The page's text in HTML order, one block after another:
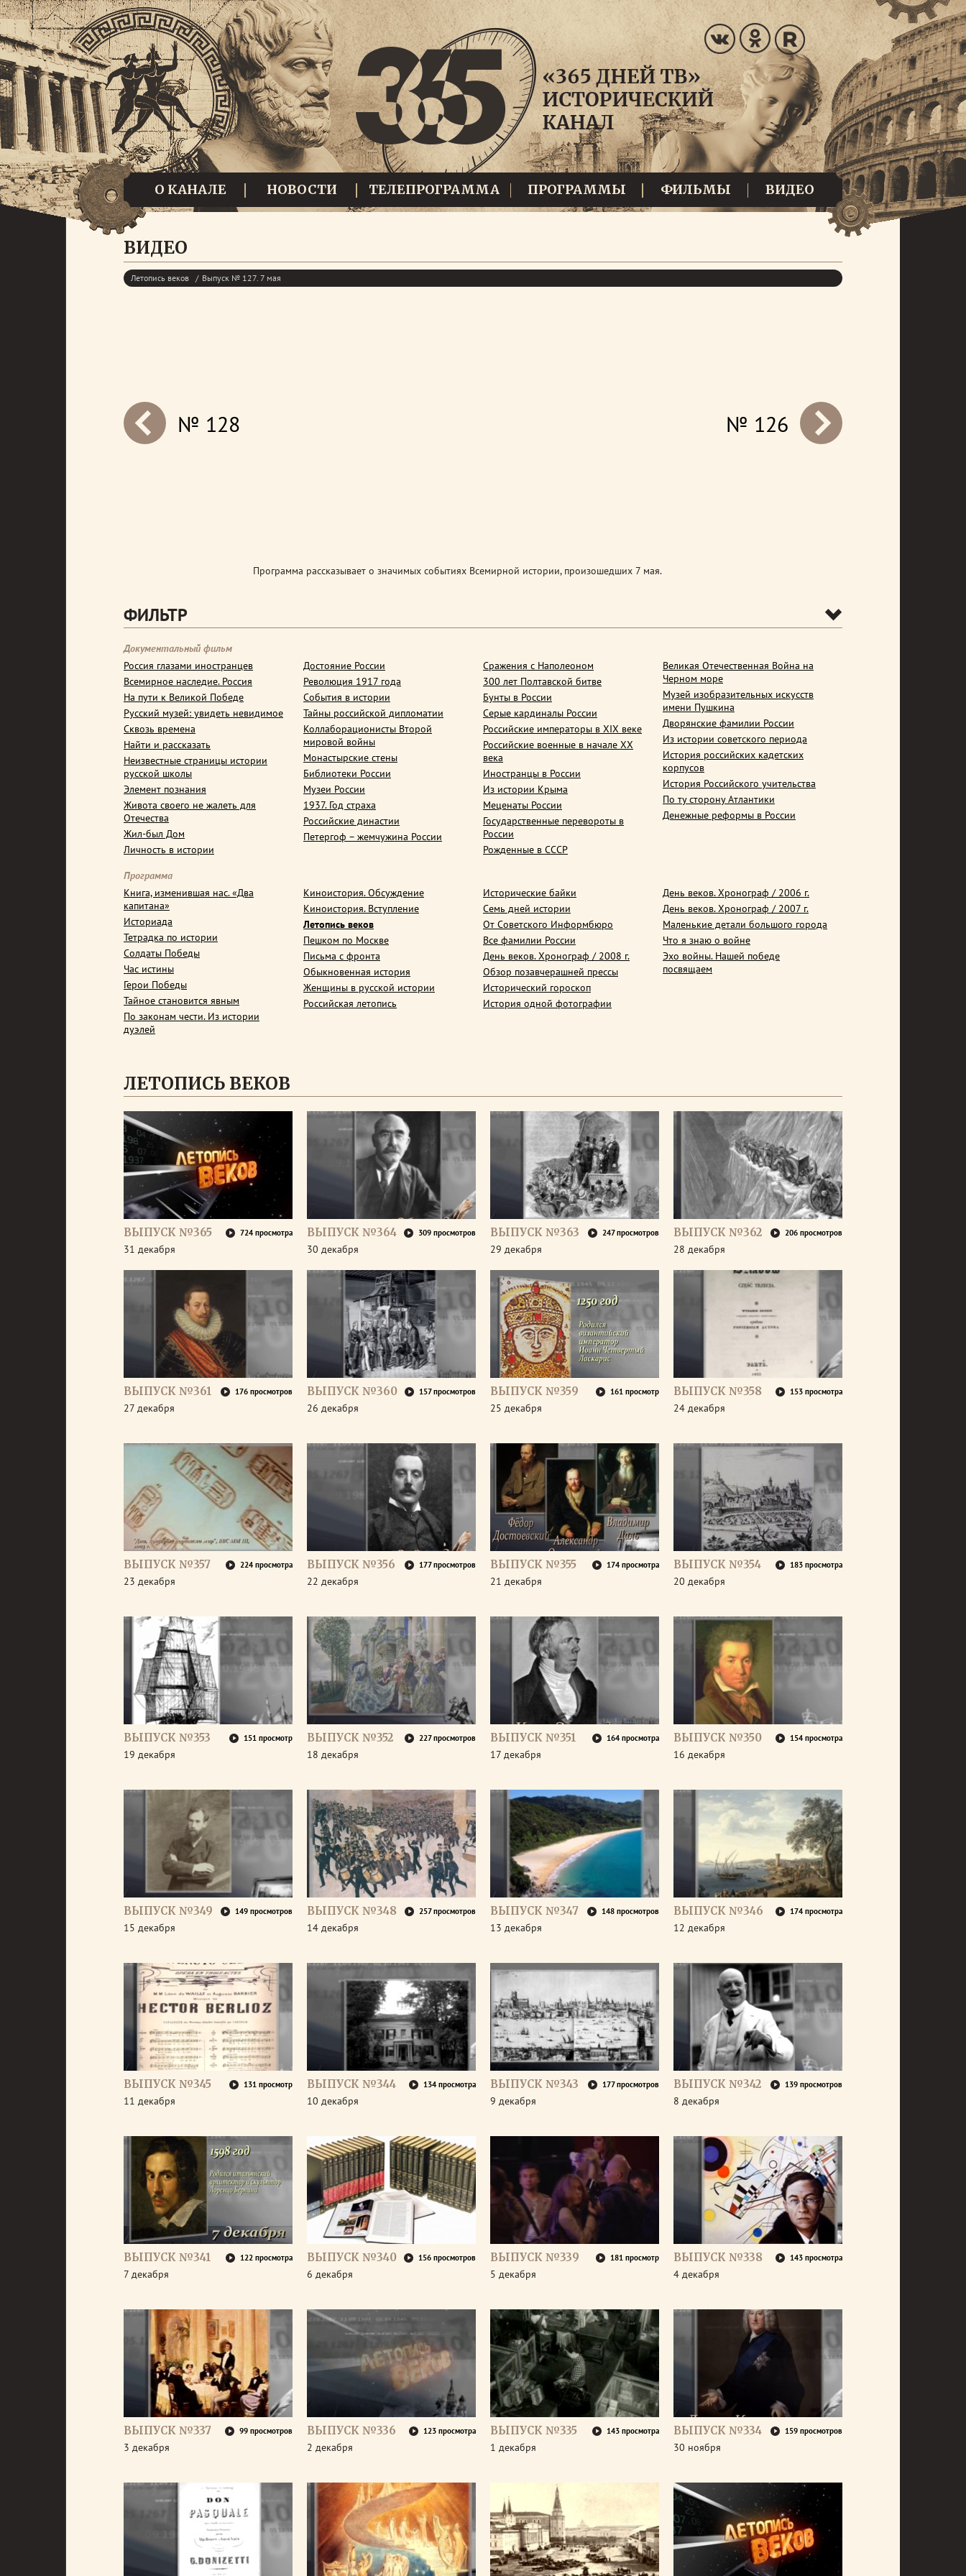
О КАНАЛЕ НОВОСТИ ТЕЛЕПРОГРАММА ПРОГРАММЫ ФИЛЬМЫ ВИДЕО
ВИДЕО
Летопись веков Выпуск № 127. 7 мая
prev
next № 126
№ 128
Программа рассказывает о значимых событиях Всемирной истории, произошедших 7 мая.
ФИЛЬТР
Документальный фильм
Россия глазами иностранцев
Всемирное наследие. Россия
На пути к Великой Победе
Русский музей: увидеть невидимое
Сквозь времена
Найти и рассказать
Неизвестные страницы истории
русской школы
Элемент познания
Живота своего не жалеть для
Отечества
Жил-был Дом
Личность в истории
Достояние России
Революция 1917 года
События в истории
Тайны российской дипломатии
Коллаборационисты Второй
мировой войны
Монастырские стены
Библиотеки России
Музеи России
1937. Год страха
Российские династии
Петергоф – жемчужина России
Сражения с Наполеоном
300 лет Полтавской битве
Бунты в России
Серые кардиналы России
Российские императоры в XIX веке
Российские военные в начале ХХ
века
Иностранцы в России
Из истории Крыма
Меценаты России
Государственные перевороты в
России
Рожденные в СССР
Великая Отечественная Война на
Черном море
Музей изобразительных искусств
имени Пушкина
Дворянские фамилии России
Из истории советского периода
История российских кадетских
корпусов
История Российского учительства
По ту сторону Атлантики
Денежные реформы в России
Программа
Книга, изменившая нас. «Два
капитана»
Историада
Тетрадка по истории
Солдаты Победы
Час истины
Герои Победы
Тайное становится явным
По законам чести. Из истории
дуэлей
Киноистория. Обсуждение
Киноистория. Вступление
Летопись веков
Пешком по Москве
Письма с фронта
Обыкновенная история
Женщины в русской истории
Российская летопись
Исторические байки
Семь дней истории
От Советского Информбюро
Все фамилии России
День веков. Хронограф / 2008 г.
Обзор позавчерашней прессы
Исторический гороскоп
История одной фотографии
День веков. Хронограф / 2006 г.
День веков. Хронограф / 2007 г.
Маленькие детали большого города
Что я знаю о войне
Эхо войны. Нашей победе
посвящаем
ЛЕТОПИСЬ ВЕКОВ
ВЫПУСК №365 724 просмотра
31 декабря
ВЫПУСК №364 309 просмотров
30 декабря
ВЫПУСК №363 247 просмотров
29 декабря
ВЫПУСК №362 206 просмотров
28 декабря
ВЫПУСК №361 176 просмотров
27 декабря
ВЫПУСК №360 157 просмотров
26 декабря
ВЫПУСК №359 161 просмотр
25 декабря
ВЫПУСК №358 153 просмотра
24 декабря
ВЫПУСК №357 224 просмотра
23 декабря
ВЫПУСК №356 177 просмотров
22 декабря
ВЫПУСК №355 174 просмотра
21 декабря
ВЫПУСК №354 183 просмотра
20 декабря
ВЫПУСК №353 151 просмотр
19 декабря
ВЫПУСК №352 227 просмотров
18 декабря
ВЫПУСК №351 164 просмотра
17 декабря
ВЫПУСК №350 154 просмотра
16 декабря
ВЫПУСК №349 149 просмотров
15 декабря
ВЫПУСК №348 257 просмотров
14 декабря
ВЫПУСК №347 148 просмотров
13 декабря
ВЫПУСК №346 174 просмотра
12 декабря
ВЫПУСК №345 131 просмотр
11 декабря
ВЫПУСК №344 134 просмотра
10 декабря
ВЫПУСК №343 177 просмотров
9 декабря
ВЫПУСК №342 139 просмотров
8 декабря
ВЫПУСК №341 122 просмотра
7 декабря
ВЫПУСК №340 156 просмотров
6 декабря
ВЫПУСК №339 181 просмотр
5 декабря
ВЫПУСК №338 143 просмотра
4 декабря
ВЫПУСК №337 99 просмотров
3 декабря
ВЫПУСК №336 123 просмотра
2 декабря
ВЫПУСК №335 143 просмотра
1 декабря
ВЫПУСК №334 159 просмотров
30 ноября